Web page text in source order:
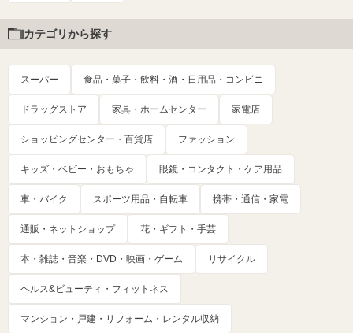
カテゴリから探す
スーパー 食品・菓子・飲料・酒・日用品・コンビニ
ドラッグストア 家具・ホームセンター 家電店
ショッピングセンター・百貨店 ファッション
キッズ・ベビー・おもちゃ 眼鏡・コンタクト・ケア用品
車・バイク スポーツ用品・自転車 携帯・通信・家電
通販・ネットショップ 花・ギフト・手芸
本・雑誌・音楽・DVD・映画・ゲーム リサイクル
ヘルス&ビューティ・フィットネス
マンション・戸建・リフォーム・レンタル収納